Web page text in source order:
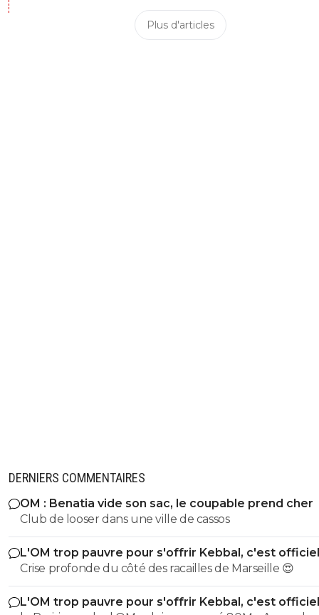
Plus d'articles
DERNIERS COMMENTAIRES
OM : Benatia vide son sac, le coupable prend cher
Club de looser dans une ville de cassos
L'OM trop pauvre pour s'offrir Kebbal, c'est officiel
Crise profonde du côté des racailles de Marseille 😍
L'OM trop pauvre pour s'offrir Kebbal, c'est officiel